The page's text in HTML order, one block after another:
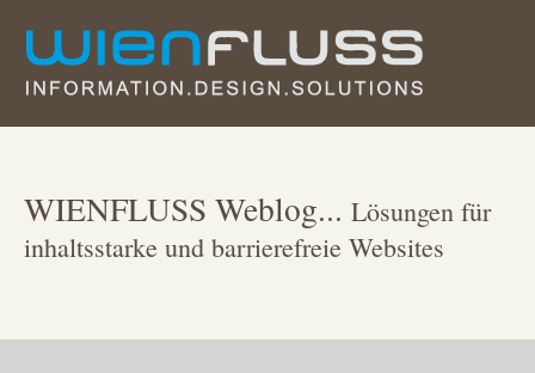
Inhalt
springen
WIENFLUSS Weblog... Lösungen für
inhaltsstarke und barrierefreie Websites